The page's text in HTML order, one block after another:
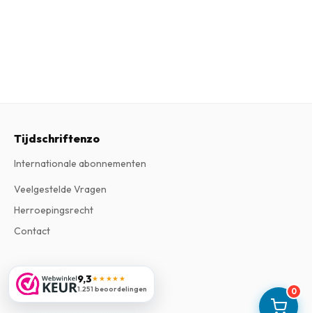
0
9,3★★★★★
1.251 beoordelingen
Tijdschriftenzo
Internationale abonnementen
Veelgestelde Vragen
Herroepingsrecht
Contact
Informatie
Over Ons